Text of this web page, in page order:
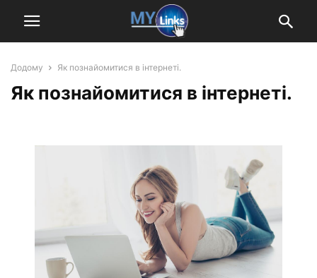
Додому Як познайомитися в інтернеті.
Як познайомитися в інтернеті.